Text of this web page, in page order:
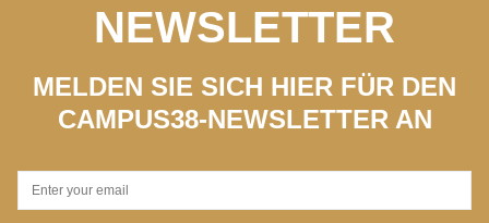
NEWSLETTER
MELDEN SIE SICH HIER FÜR DEN
CAMPUS38-NEWSLETTER AN